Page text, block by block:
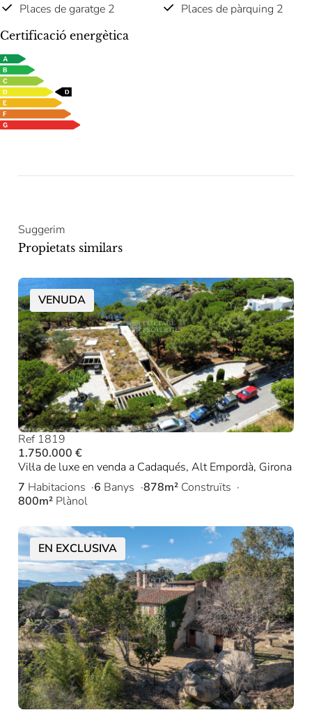
Places de garatge 2
Places de pàrquing 2
Certificació energètica
Suggerim
Propietats similars
VENUDA
Ref 1819
1.750.000 €
Vil·la de luxe en venda a Cadaqués, Alt Empordà, Girona
7 Habitacions 6 Banys 878m² Construïts
800m² Plànol
EN EXCLUSIVA